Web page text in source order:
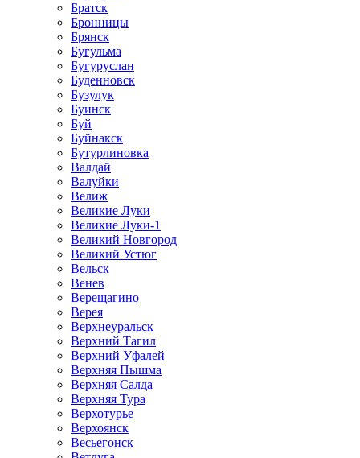
Братск
Бронницы
Брянск
Бугульма
Бугуруслан
Буденновск
Бузулук
Буинск
Буй
Буйнакск
Бутурлиновка
Валдай
Валуйки
Велиж
Великие Луки
Великие Луки-1
Великий Новгород
Великий Устюг
Вельск
Венев
Верещагино
Верея
Верхнеуральск
Верхний Тагил
Верхний Уфалей
Верхняя Пышма
Верхняя Салда
Верхняя Тура
Верхотурье
Верхоянск
Весьегонск